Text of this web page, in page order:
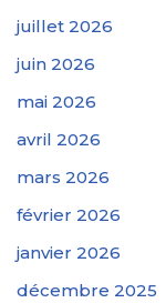
juillet 2026
juin 2026
mai 2026
avril 2026
mars 2026
février 2026
janvier 2026
décembre 2025